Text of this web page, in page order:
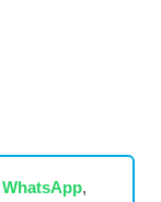
WhatsApp,